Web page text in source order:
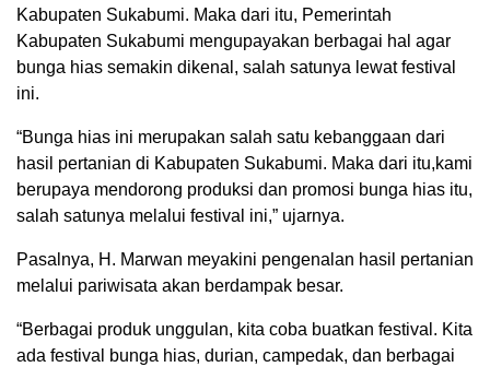
Kabupaten Sukabumi. Maka dari itu, Pemerintah
Kabupaten Sukabumi mengupayakan berbagai hal agar
bunga hias semakin dikenal, salah satunya lewat festival
ini.
“Bunga hias ini merupakan salah satu kebanggaan dari
hasil pertanian di Kabupaten Sukabumi. Maka dari itu,kami
berupaya mendorong produksi dan promosi bunga hias itu,
salah satunya melalui festival ini,” ujarnya.
Pasalnya, H. Marwan meyakini pengenalan hasil pertanian
melalui pariwisata akan berdampak besar.
“Berbagai produk unggulan, kita coba buatkan festival. Kita
ada festival bunga hias, durian, campedak, dan berbagai